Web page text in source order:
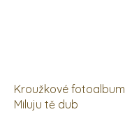
Kroužkové fotoalbum
Miluju tě dub